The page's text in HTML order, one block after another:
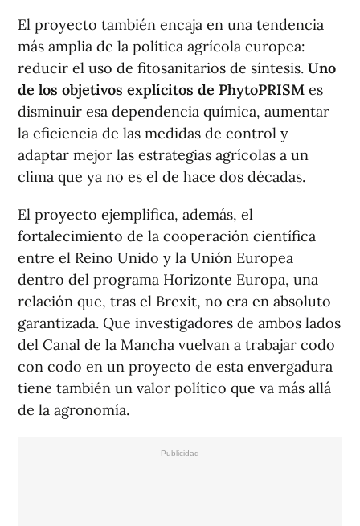
El proyecto también encaja en una tendencia
más amplia de la política agrícola europea:
reducir el uso de fitosanitarios de síntesis. Uno
de los objetivos explícitos de PhytoPRISM es
disminuir esa dependencia química, aumentar
la eficiencia de las medidas de control y
adaptar mejor las estrategias agrícolas a un
clima que ya no es el de hace dos décadas.
El proyecto ejemplifica, además, el
fortalecimiento de la cooperación científica
entre el Reino Unido y la Unión Europea
dentro del programa Horizonte Europa, una
relación que, tras el Brexit, no era en absoluto
garantizada. Que investigadores de ambos lados
del Canal de la Mancha vuelvan a trabajar codo
con codo en un proyecto de esta envergadura
tiene también un valor político que va más allá
de la agronomía.